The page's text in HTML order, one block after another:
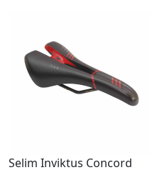
Selim Inviktus Concord